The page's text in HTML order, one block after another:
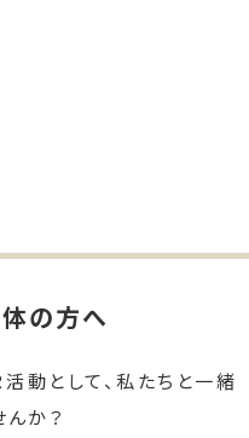
の方へ
動として、私たちと一緒
か？